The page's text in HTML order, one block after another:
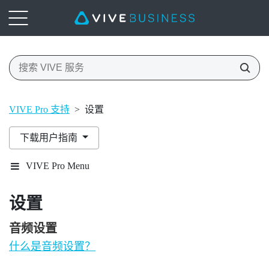
VIVE Pro 支持 > 设置
下载用户指南
VIVE Pro Menu
设置
音频设置
什么是音频设置？